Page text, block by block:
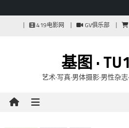
419电影网 GV俱乐部
基图 ·
艺术·写真·男体摄影·男性杂